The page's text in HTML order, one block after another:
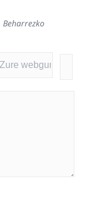
Beharrezko